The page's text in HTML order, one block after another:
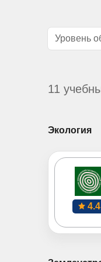
Уровень
11
Экология
4.4